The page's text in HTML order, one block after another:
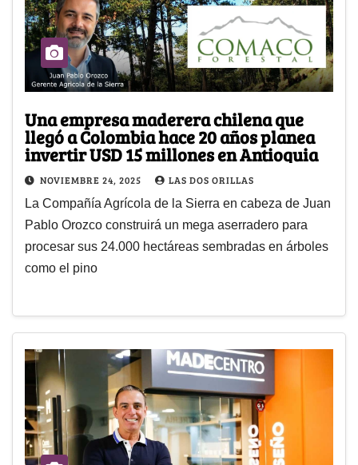
Una empresa maderera chilena que
llegó a Colombia hace 20 años planea
invertir USD 15 millones en Antioquia
NOVIEMBRE 24, 2025 LAS DOS ORILLAS
La Compañía Agrícola de la Sierra en cabeza de Juan
Pablo Orozco construirá un mega aserradero para
procesar sus 24.000 hectáreas sembradas en árboles
como el pino